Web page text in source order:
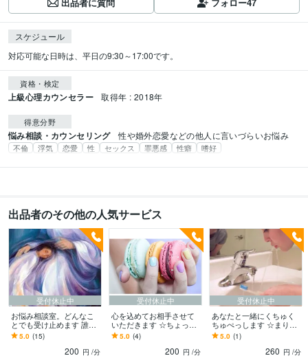
スケジュール
対応可能な日時は、平日の9:30～17:00です。
資格・検定
上級心理カウンセラー 取得年 : 2018年
得意分野
悩み相談・カウンセリング 性や婚外恋愛などの他人に言いづらいお悩み
不倫 浮気 恋愛 性 セックス 罪悪感 性癖 嗜好
出品者のその他の人気サービス
受付休止中
お悩み相談室。どんなこ
とでも受け止めます 誰に
も言えない悩みやモヤモ
ヤ… 外に出してみません
5.0 (15)
200 円 /分
受付休止中
心を込めてお相手させて
いただきます ☆ちょっと
したお悩みや雑談はこち
らへ☆
5.0 (4)
200 円 /分
受付休止中
あなたと一緒にくちゅく
ちゅぺっします ☆まりあ
と電話 de 歯磨き♪☆
5.0 (1)
260 円 /分